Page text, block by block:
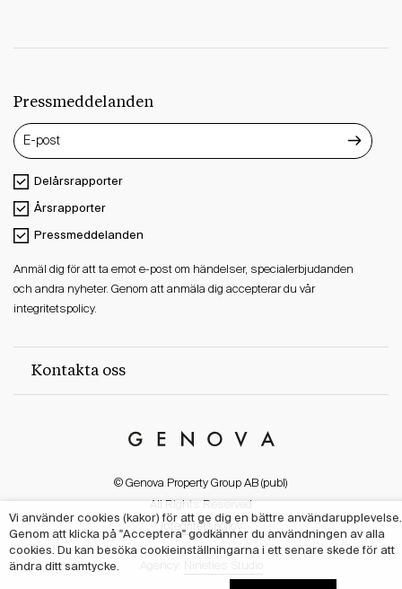
Pressmeddelanden
Delårsrapporter
Årsrapporter
Pressmeddelanden
Anmäl dig för att ta emot e-post om händelser, specialerbjudanden
och andra nyheter. Genom att anmäla dig accepterar du vår
integritetspolicy.
Kontakta oss
Genova
Group
© Genova Property Group AB (publ)
Integritetspolicy
Vi använder cookies (kakor) för att ge dig en bättre användarupplevelse.
Genom att klicka på "Acceptera" godkänner du användningen av alla
cookies. Du kan besöka cookieinställningarna i ett senare skede för att
ändra ditt samtycke.